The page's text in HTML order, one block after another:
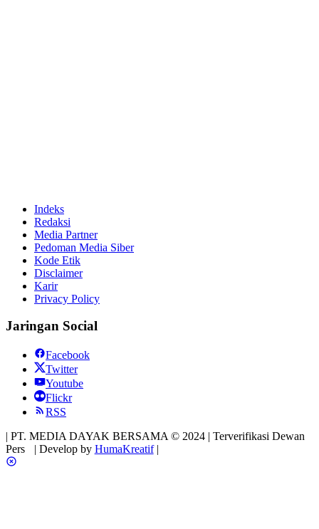
Indeks
Redaksi
Media Partner
Pedoman Media Siber
Kode Etik
Disclaimer
Karir
Privacy Policy
Jaringan Social
Facebook
Twitter
Youtube
Flickr
RSS
| PT. MEDIA DAYAK BERSAMA © 2024 | Terverifikasi Dewan
Pers
| Develop by HumaKreatif|